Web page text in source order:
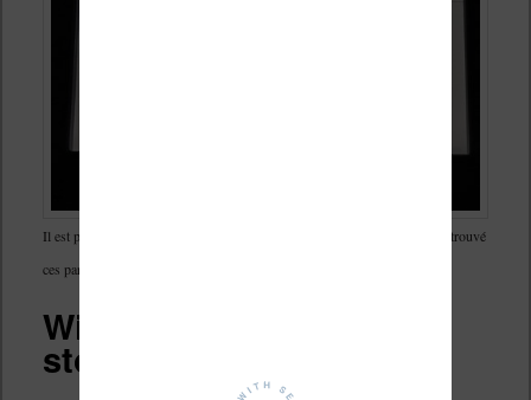
Il est possible de faire quelques réglages sur les couleur, mais je n’ai pas trouvé
ces paramètres très utiles pour améliorer l’affichage
Wifi, USB, Bluetooth,
stockage et librairie